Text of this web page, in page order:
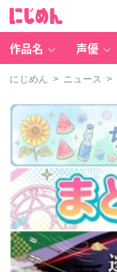
作品名 声優
にじめん > ニュース >